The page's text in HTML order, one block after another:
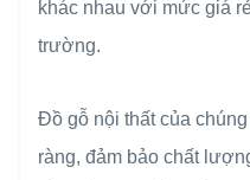
khác nhau với mức giá
trường.
Đồ gỗ nội thất của
ràng, đảm bảo chất